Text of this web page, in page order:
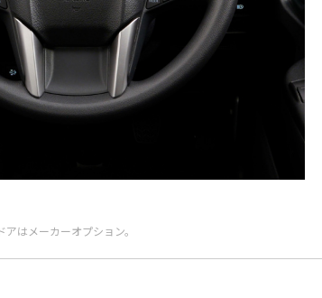
はメーカーオプション。